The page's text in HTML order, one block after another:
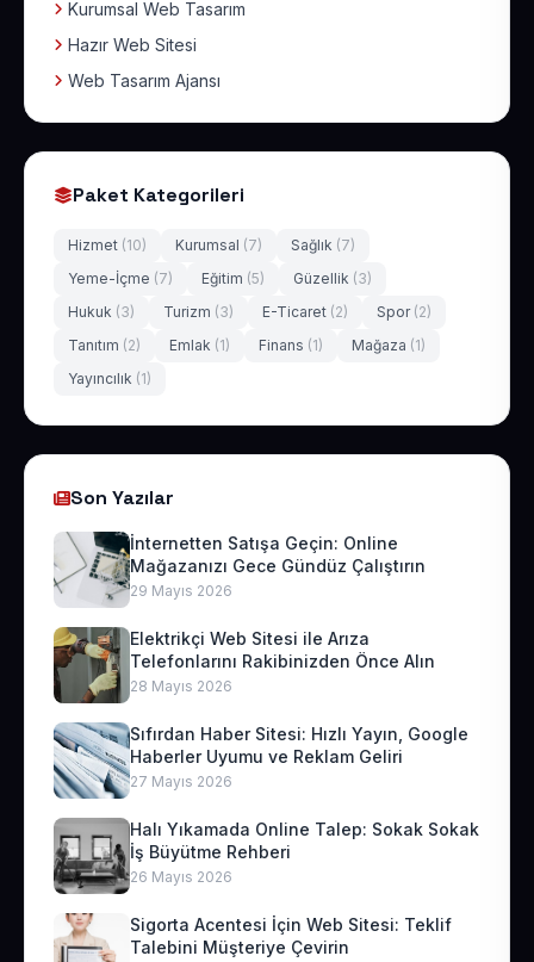
Kurumsal Web Tasarım
Hazır Web Sitesi
Web Tasarım Ajansı
Paket Kategorileri
Hizmet (10) Kurumsal (7) Sağlık (7)
Yeme-İçme (7) Eğitim (5) Güzellik (3)
Hukuk (3) Turizm (3) E-Ticaret (2) Spor (2)
Tanıtım (2) Emlak (1) Finans (1) Mağaza (1)
Yayıncılık (1)
Son Yazılar
İnternetten Satışa Geçin: Online
Mağazanızı Gece Gündüz Çalıştırın
29 Mayıs 2026
Elektrikçi Web Sitesi ile Arıza
Telefonlarını Rakibinizden Önce Alın
28 Mayıs 2026
Sıfırdan Haber Sitesi: Hızlı Yayın, Google
Haberler Uyumu ve Reklam Geliri
27 Mayıs 2026
Halı Yıkamada Online Talep: Sokak Sokak
İş Büyütme Rehberi
26 Mayıs 2026
Sigorta Acentesi İçin Web Sitesi: Teklif
Talebini Müşteriye Çevirin